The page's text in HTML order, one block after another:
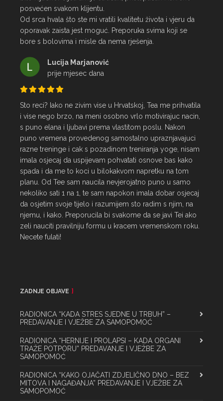
posvećen svakom klijentu.
Od srca hvala što ste mi vratili kvalitetu života i vjeru da
oporavak zaista jest moguć. Preporuka svima koji se
bore s bolovima i misle da nema rješenja.
Lucija Marjanović
prije mjesec dana
Sto reci? Iako ne zivim vise u Hrvatskoj, Tea me prihvatila
i vise nego brzo, na meni osobno vrlo motivirajuc nacin,
s puno elana i ljubavi prema vlastitom poslu. Nakon
puno vremena provedenog samostalno upraznjavajuci
razne treninge i cak s pozadinom treniranja yoge, nisam
imala osjecaj da uspijevam pohvatati osnove bas kako
spada i da me to koci u bilokakvom napretku na tom
planu. Od Tee sam naucila nevjerojatno puno u samo
nekoliko sati 1 na 1, te sam napokon imala dobar osjecaj
da osjetim svoje tijelo i razumijem sto radim s njim, na
njemu, i kako. Preporucila bi svakome da se javi Tei ako
zeli nauciti pravilniju formu u kracem vremenskom roku.
Necete fulati!
ZADNJE OBJAVE
RADIONICA “KADA STRES SJEDNE U TRBUH” –
PREDAVANJE I VJEŽBE ZA SAMOPOMOĆ
RADIONICA “HERNIJE I PROLAPSI – KADA ORGANI
TRAŽE POTPORU” PREDAVANJE I VJEŽBE ZA
SAMOPOMOĆ
RADIONICA “KAKO OJAČATI ZDJELIČNO DNO – BEZ
MITOVA I NAGAĐANJA” PREDAVANJE I VJEŽBE ZA
SAMOPOMOĆ